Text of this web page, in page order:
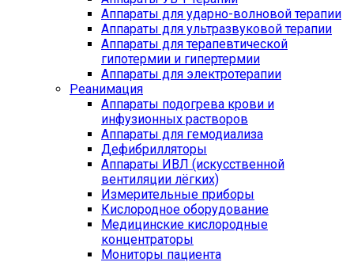
Аппараты для ударно-волновой терапии
Аппараты для ультразвуковой терапии
Аппараты для терапевтической
гипотермии и гипертермии
Аппараты для электротерапии
Реанимация
Аппараты подогрева крови и
инфузионных растворов
Аппараты для гемодиализа
Дефибрилляторы
Аппараты ИВЛ (искусственной
вентиляции лёгких)
Измерительные приборы
Кислородное оборудование
Медицинские кислородные
концентраторы
Мониторы пациента